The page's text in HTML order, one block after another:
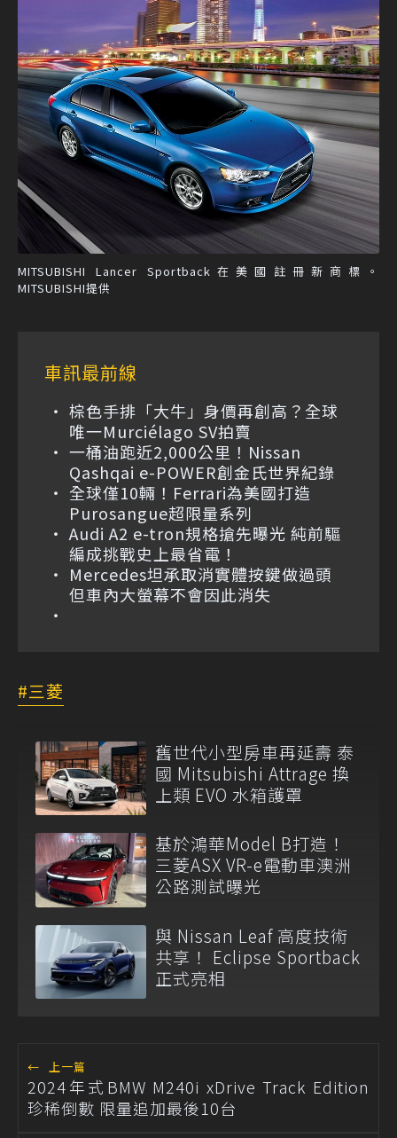
MITSUBISHI Lancer Sportback在美國註冊新商標。
MITSUBISHI提供
車訊最前線
棕色手排「大牛」身價再創高？全球
唯一Murciélago SV拍賣
一桶油跑近2,000公里！Nissan
Qashqai e-POWER創金氏世界紀錄
全球僅10輛！Ferrari為美國打造
Purosangue超限量系列
Audi A2 e-tron規格搶先曝光 純前驅
編成挑戰史上最省電！
Mercedes坦承取消實體按鍵做過頭
但車內大螢幕不會因此消失
三菱
舊世代小型房車再延壽 泰
國 Mitsubishi Attrage 換
上類 EVO 水箱護罩
基於鴻華Model B打造！
三菱ASX VR-e電動車澳洲
公路測試曝光
與 Nissan Leaf 高度技術
共享！ Eclipse Sportback
正式亮相
← 上一篇
2024年式BMW M240i xDrive Track Edition
珍稀倒數 限量追加最後10台